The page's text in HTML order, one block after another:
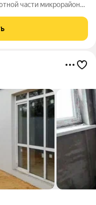
части микрорайона
множество